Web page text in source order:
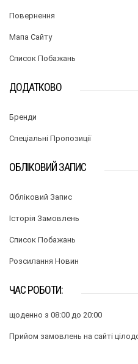
Повернення
Мапа Сайту
Список Побажань
ДОДАТКОВО
Бренди
Спеціальні Пропозиції
ОБЛІКОВИЙ ЗАПИС
Обліковий Запис
Історія Замовлень
Список Побажань
Розсилання Новин
ЧАС РОБОТИ:
щоденно з 08:00 до 20:00
Прийом замовлень на сайті